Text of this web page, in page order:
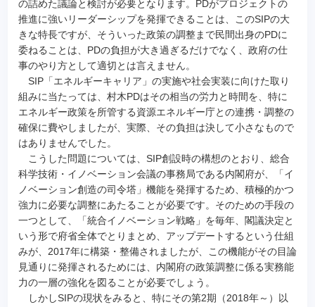
の詰めた議論と検討が必要となります。PDがプロジェクトの
推進に強いリーダーシップを発揮できることは、このSIPの大
きな特長ですが、そういった政策の調整まで民間出身のPDに
委ねることは、PDの負担が大き過ぎるだけでなく、政府の仕
事のやり方として適切とは言えません。
SIP「エネルギーキャリア」の実施や社会実装に向けた取り
組みに当たっては、村木PDはその相当の労力と時間を、特に
エネルギー政策を所管する資源エネルギー庁との連携・調整の
確保に費やしましたが、実際、その負担は決して小さなもので
はありませんでした。
こうした問題については、SIP創設時の構想のとおり、総合
科学技術・イノベーション会議の事務局である内閣府が、「イ
ノベーション創造の司令塔」機能を発揮するため、積極的かつ
強力に必要な調整にあたることが必要です。そのための手段の
一つとして、「統合イノベーション戦略」を毎年、閣議決定と
いう形で府省全体でとりまとめ、アップデートするという仕組
みが、2017年に構築・整備されましたが、この機能がその目論
見通りに発揮されるためには、内閣府の政策調整に係る実務能
力の一層の強化を図ることが必要でしょう。
しかしSIPの現状をみると、特にその第2期（2018年～）以